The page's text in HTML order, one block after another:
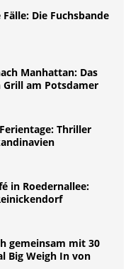
Die Fuchsbande
Manhattan: Das
am Potsdamer
Thriller
in Roedernallee:
gemeinsam mit 30
Big Weigh In von